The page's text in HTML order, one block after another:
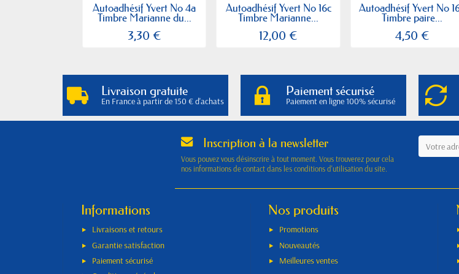
Autoadhésif Yvert No 4a
Timbre Marianne du...
3,30 €
Autoadhésif Yvert No 16c
Timbre Marianne...
12,00 €
Autoadhésif Yvert No
Timbre paire...
4,50 €
Livraison gratuite
En France à partir de 150 € d'achats
Paiement sécurisé
Paiement en ligne 100% sécurisé
Inscription à la newsletter
Vous pouvez vous désinscrire à tout moment. Vous trouverez pour cela
nos informations de contact dans les conditions d'utilisation du site.
Informations
Livraisons et retours
Garantie satisfaction
Paiement sécurisé
Nos produits
Promotions
Nouveautés
Meilleures ventes